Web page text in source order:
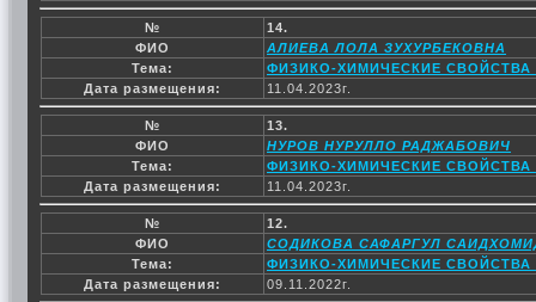
№
14.
ФИО
АЛИЕВА ЛОЛА ЗУХУРБЕКОВНА
Тема:
ФИЗИКО-ХИМИЧЕСКИЕ СВОЙСТВА
Дата размещения:
11.04.2023г.
№
13.
ФИО
НУРОВ НУРУЛЛО РАДЖАБОВИЧ
Тема:
ФИЗИКО-ХИМИЧЕСКИЕ
Дата размещения:
11.04.2023г.
№
12.
ФИО
СОДИКОВА САФАРГУЛ
Тема:
ФИЗИКО-ХИМИЧЕСКИЕ СВОЙСТВА
Дата размещения:
09.11.2022г.